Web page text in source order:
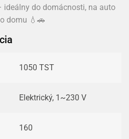
ideálny do domácnosti, na auto
domu 💧🚗
1050 TST
Elektrický, 1~230 V
160